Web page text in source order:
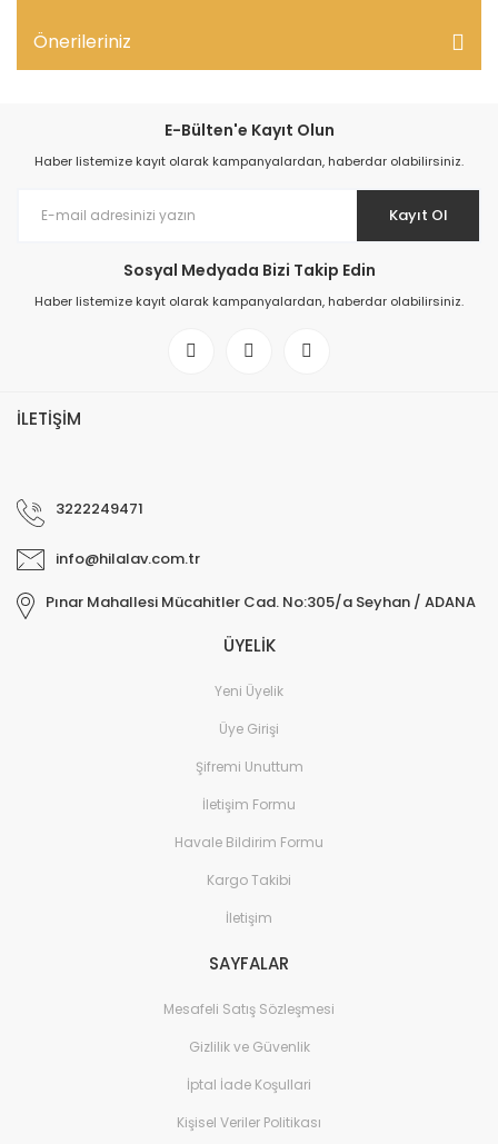
Önerileriniz
E-Bülten'e Kayıt Olun
Haber listemize kayıt olarak kampanyalardan, haberdar olabilirsiniz.
Kayıt Ol
Sosyal Medyada Bizi Takip Edin
Haber listemize kayıt olarak kampanyalardan, haberdar olabilirsiniz.
İLETİŞİM
3222249471
info@hilalav.com.tr
Pınar Mahallesi Mücahitler Cad. No:305/a Seyhan / ADANA
ÜYELİK
Yeni Üyelik
Üye Girişi
Şifremi Unuttum
İletişim Formu
Havale Bildirim Formu
Kargo Takibi
İletişim
SAYFALAR
Mesafeli Satış Sözleşmesi
Gizlilik ve Güvenlik
İptal İade Koşullari
Kişisel Veriler Politikası